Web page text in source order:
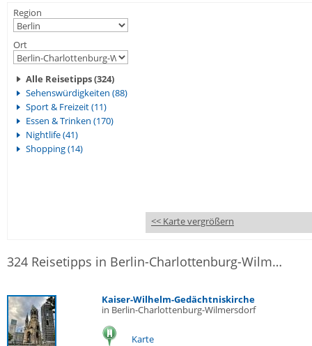
Region
Ort
Alle Reisetipps (324)
Sehenswürdigkeiten (88)
Sport & Freizeit (11)
Essen & Trinken (170)
Nightlife (41)
Shopping (14)
<< Karte vergrößern
324 Reisetipps in Berlin-Charlottenburg-Wilmersdorf
Kaiser-Wilhelm-Gedächtniskirche
in Berlin-Charlottenburg-Wilmersdorf
Karte